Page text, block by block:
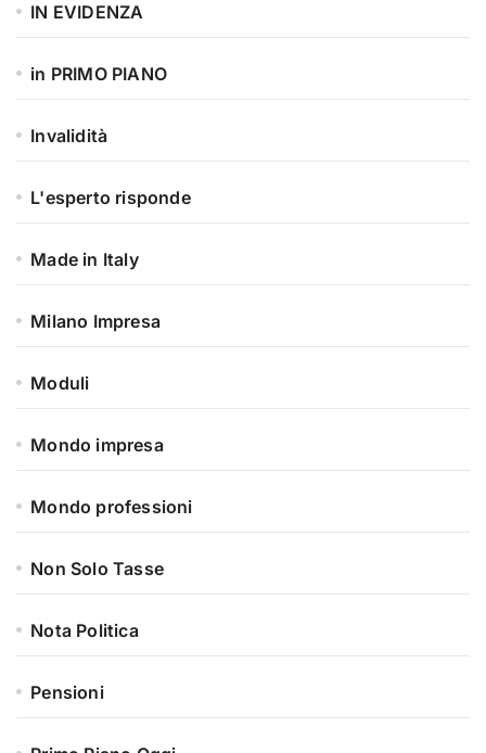
IN EVIDENZA
in PRIMO PIANO
Invalidità
L'esperto risponde
Made in Italy
Milano Impresa
Moduli
Mondo impresa
Mondo professioni
Non Solo Tasse
Nota Politica
Pensioni